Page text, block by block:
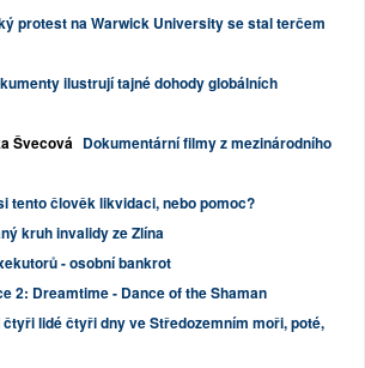
protest na Warwick University se stal terčem
ilustrují tajné dohody globálních
Švecová Dokumentární filmy z mezinárodního
tento člověk likvidaci, nebo pomoc?
kruh invalidy ze Zlína
- osobní bankrot
2: Dreamtime - Dance of the Shaman
čtyři lidé čtyři dny ve Středozemním moři, poté,